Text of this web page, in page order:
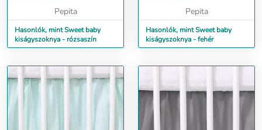
Pepita
Hasonlók, mint Sweet baby
kiságyszoknya - rózsaszín
Pepita
Hasonlók, mint Sweet baby
kiságyszoknya - fehér